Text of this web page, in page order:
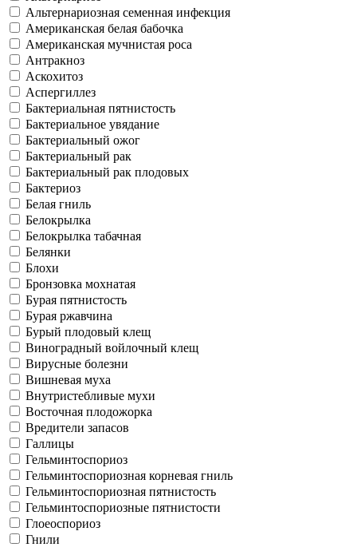
Альтернариозная семенная инфекция
Американская белая бабочка
Американская мучнистая роса
Антракноз
Аскохитоз
Аспергиллез
Бактериальная пятнистость
Бактериальное увядание
Бактериальный ожог
Бактериальный рак
Бактериальный рак плодовых
Бактериоз
Белая гниль
Белокрылка
Белокрылка табачная
Белянки
Блохи
Бронзовка мохнатая
Бурая пятнистость
Бурая ржавчина
Бурый плодовый клещ
Виноградный войлочный клещ
Вирусные болезни
Вишневая муха
Внутристебливые мухи
Восточная плодожорка
Вредители запасов
Галлицы
Гельминтоспориоз
Гельминтоспориозная корневая гниль
Гельминтоспориозная пятнистость
Гельминтоспориозные пятнистости
Глоеоспориоз
Гнили